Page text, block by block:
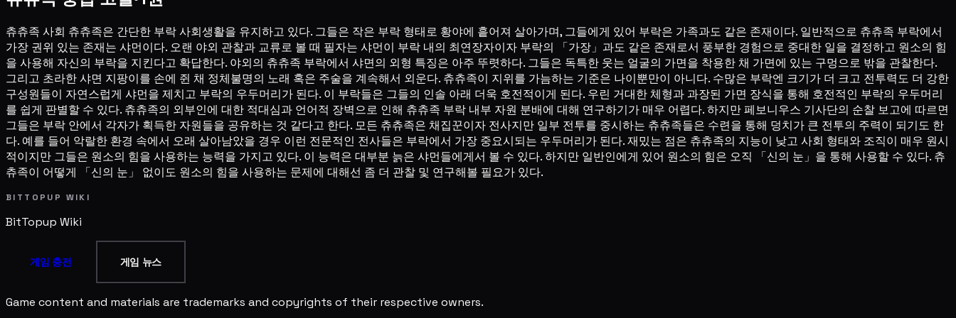
츄츄족 사회 츄츄족은 간단한 부락 사회생활을 유지하고 있다. 그들은 작은 부락 형태로 황야에 흩어져 살아가며, 그들에게 있어 부락은 가족과도 같은 존재이다. 일반적으로 츄츄족 부락에서
가장 권위 있는 존재는 샤먼이다. 오랜 야외 관찰과 교류로 볼 때 필자는 샤먼이 부락 내의 최연장자이자 부락의 「가장」과도 같은 존재로서 풍부한 경험으로 중대한 일을 결정하고 원소의 힘
을 사용해 자신의 부락을 지킨다고 확답한다. 야외의 츄츄족 부락에서 샤면의 외형 특징은 아주 뚜렷하다. 그들은 독특한 웃는 얼굴의 가면을 착용한 채 가면에 있는 구멍으로 밖을 관찰한다.
그리고 초라한 샤면 지팡이를 손에 쥔 채 정체불명의 노래 혹은 주술을 계속해서 외운다. 츄츄족이 지위를 가늠하는 기준은 나이뿐만이 아니다. 수많은 부락엔 크기가 더 크고 전투력도 더 강한
구성원들이 자연스럽게 샤먼을 제치고 부락의 우두머리가 된다. 이 부락들은 그들의 인솔 아래 더욱 호전적이게 된다. 우린 거대한 체형과 과장된 가면 장식을 통해 호전적인 부락의 우두머리
를 쉽게 판별할 수 있다. 츄츄족의 외부인에 대한 적대심과 언어적 장벽으로 인해 츄츄족 부락 내부 자원 분배에 대해 연구하기가 매우 어렵다. 하지만 페보니우스 기사단의 순찰 보고에 따르면
그들은 부락 안에서 각자가 획득한 자원들을 공유하는 것 같다고 한다. 모든 츄츄족은 채집꾼이자 전사지만 일부 전투를 중시하는 츄츄족들은 수련을 통해 덩치가 큰 전투의 주력이 되기도 한
다. 예를 들어 악랄한 환경 속에서 오래 살아남았을 경우 이런 전문적인 전사들은 부락에서 가장 중요시되는 우두머리가 된다. 재밌는 점은 츄츄족의 지능이 낮고 사회 형태와 조직이 매우 원시
적이지만 그들은 원소의 힘을 사용하는 능력을 가지고 있다. 이 능력은 대부분 늙은 샤먼들에게서 볼 수 있다. 하지만 일반인에게 있어 원소의 힘은 오직 「신의 눈」을 통해 사용할 수 있다. 츄
츄족이 어떻게 「신의 눈」 없이도 원소의 힘을 사용하는 문제에 대해선 좀 더 관찰 및 연구해볼 필요가 있다.
BITTOPUP WIKI
BitTopup Wiki
게임 충전 게임 뉴스
Game content and materials are trademarks and copyrights of their respective owners.